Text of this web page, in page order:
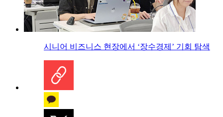
시니어 비즈니스 현장에서 ‘장수경제’ 기회 탐색